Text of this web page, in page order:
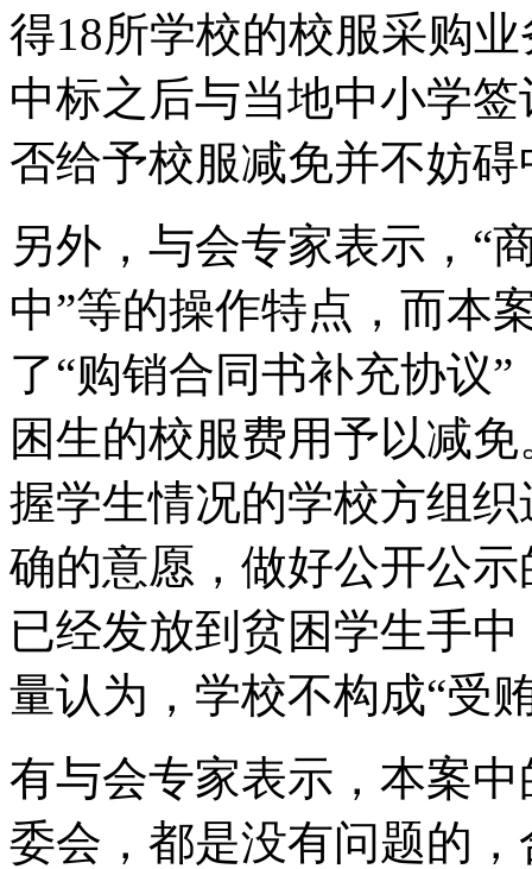
得18所学校的校服采购
中标之后与当地中小学
否给予校服减免并不妨
另外，与会专家表示，“
中”等的操作特点，而本
了“购销合同书补充协议
困生的校服费用予以减
握学生情况的学校方组
确的意愿，做好公开公
已经发放到贫困学生手
量认为，学校不构成“受
有与会专家表示，本案
委会，都是没有问题的